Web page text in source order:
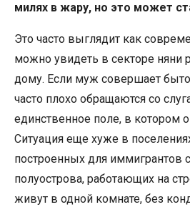
милях в жару, но это может
Это часто выглядит как
можно увидеть в секторе няни
дому. Если муж совершает
часто плохо обращаются со
единственное поле, в котором
Ситуация еще хуже в
построенных для иммигрантов
полуострова, работающих на
живут в одной комнате, без